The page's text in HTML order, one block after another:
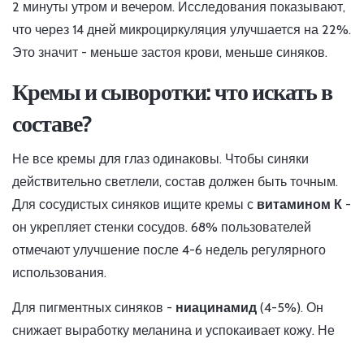
2 минуты утром и вечером. Исследования показывают,
что через 14 дней микроциркуляция улучшается на 22%.
Это значит - меньше застоя крови, меньше синяков.
Кремы и сыворотки: что искать в
составе?
Не все кремы для глаз одинаковы. Чтобы синяки
действительно светлели, состав должен быть точным.
Для сосудистых синяков ищите кремы с витамином К -
он укрепляет стенки сосудов. 68% пользователей
отмечают улучшение после 4-6 недель регулярного
использования.
Для пигментных синяков - ниацинамид (4-5%). Он
снижает выработку меланина и успокаивает кожу. Не